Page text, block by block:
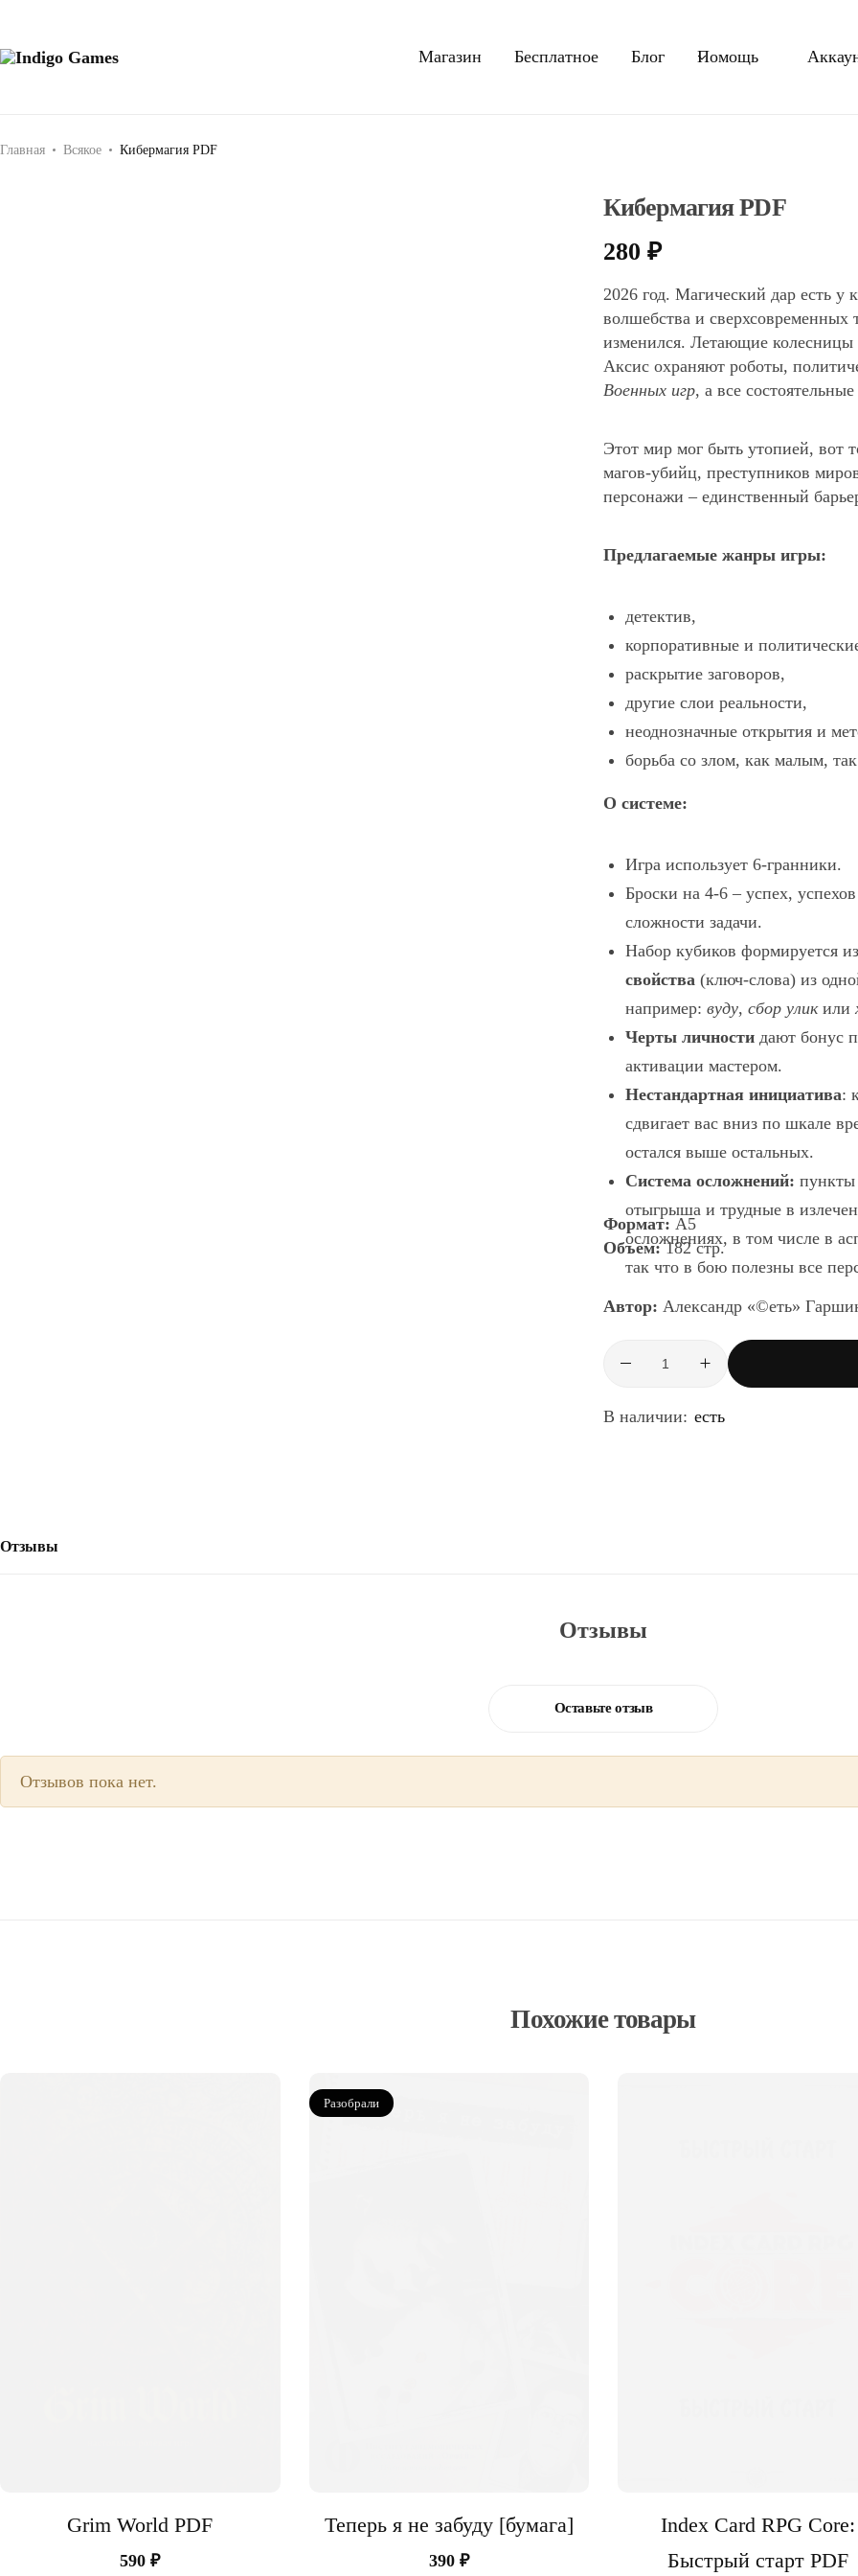
Магазин Бесплатное Блог Помощь
Главная Всякое Кибермагия PDF
Кибермагия PDF
280 ₽
2026 год. Магический дар есть у
волшебства и сверхсовременных
изменился. Летающие
Аксис охраняют роботы,
Военных игр, а все
Этот мир мог быть утопией, вот
магов-убийц, преступников
персонажи – единственный
Предлагаемые жанры игры:
детектив,
корпоративные и
раскрытие заговоров,
другие слои реальности,
неоднозначные открытия и
борьба со злом, как малым,
О системе:
Игра использует 6-гранники.
Броски на 4-6 – успех,
сложности задачи.
Набор кубиков формируется
свойства (ключ-слова) из
например:вуду,сбор уликили
Черты личности дают бонус
активации мастером.
Нестандартная инициатива:
сдвигает вас вниз по шкале
остался выше остальных.
Система осложнений:
отыгрыша и трудные в
осложнениях, в том числе в
так что в бою полезны все
Формат: А5
Объем:182 стр.
Автор: Александр «©еть»
Количество
PDF
В наличии: есть
Отзывы
Отзывы
Оставьте отзыв
Отзывов пока нет.
Похожие товары
Grim World PDF
590₽
Разобрали
Теперь я не забуду [бумага]
390 ₽
Index Card RPG Core:
Быстрый старт PDF